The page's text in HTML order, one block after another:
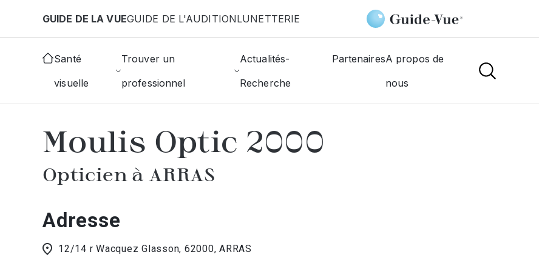
GUIDE DE LA VUEGUIDE DE L'AUDITIONLUNETTERIE
Santé
visuelle
Trouver un
professionnel
Actualités-
Recherche
PartenairesA propos de
nous
Accueil Choisir mon opticien Arras Moulis Optic 2000
Moulis Optic 2000
Opticien à ARRAS
Adresse
12/14 r Wacquez Glasson, 62000, ARRAS